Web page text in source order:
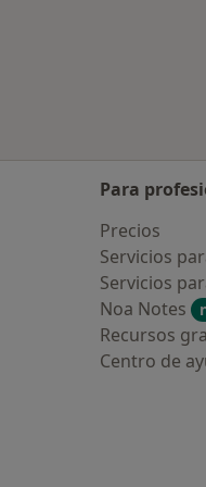
Para
Precios
Servicios
Servicios
Noa Notes
Recursos
Centro de